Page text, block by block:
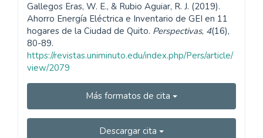
Gallegos Eras, W. E., & Rubio Aguiar, R. J. (2019).
Ahorro Energía Eléctrica e Inventario de GEI en 11
hogares de la Ciudad de Quito. Perspectivas, 4(16),
80-89.
https://revistas.uniminuto.edu/index.php/Pers/article/
view/2079
Más formatos de cita
Descargar cita